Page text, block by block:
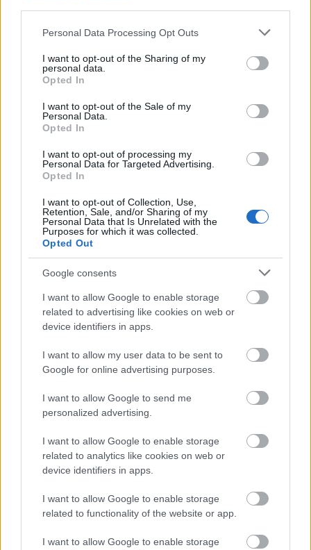
Please note that this website/app uses one or more Google
not limited to your visit or usage behaviour. You may click to
grant or deny consent to Google and its third-party tags to
use your data for below specified purposes in below Google
consent section.
Personal Data Processing Opt Outs
I want to opt-out of the Sharing of my
personal data.
Opted In
I want to opt-out of the Sale of my
Personal Data.
Opted In
I want to opt-out of processing my
Personal Data for Targeted Advertising.
Opted In
I want to opt-out of Collection, Use,
Retention, Sale, and/or Sharing of my
Personal Data that Is Unrelated with the
Purposes for which it was collected.
Opted Out
Google consents
I want to allow Google to enable storage
related to advertising like cookies on web or
device identifiers in apps.
I want to allow my user data to be sent to
Google for online advertising purposes.
I want to allow Google to send me
personalized advertising.
I want to allow Google to enable storage
related to analytics like cookies on web or
device identifiers in apps.
I want to allow Google to enable storage
related to functionality of the website or app.
I want to allow Google to enable storage
Ακολουθήστε τοinsider.gr στο Google News
και μάθετε
πρώτοι όλες τιςειδήσειςαπό την Ελλάδα και τον κόσμο.